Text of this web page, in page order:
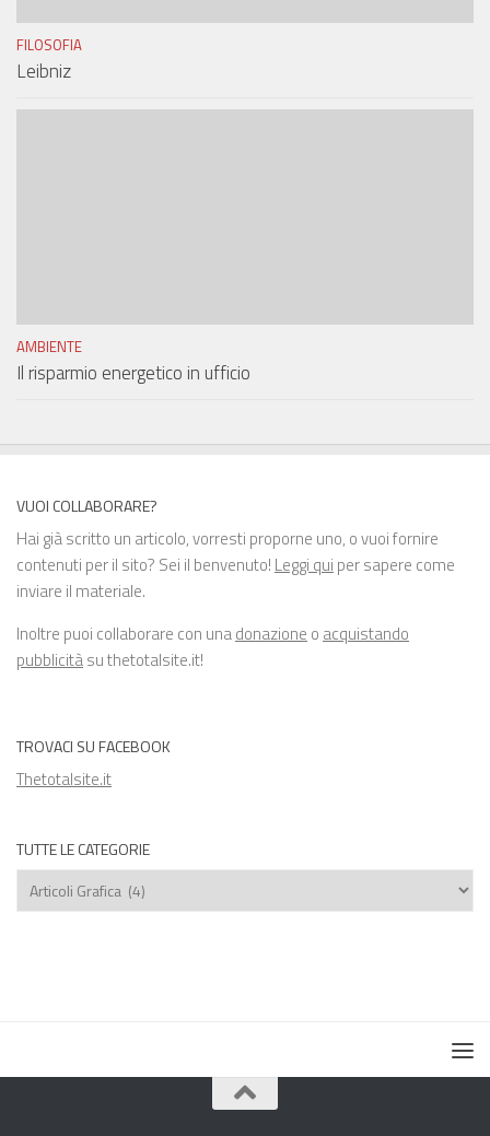
FILOSOFIA
Leibniz
AMBIENTE
Il risparmio energetico in ufficio
VUOI COLLABORARE?
Hai già scritto un articolo, vorresti proporne uno, o vuoi fornire
contenuti per il sito? Sei il benvenuto! Leggi qui per sapere come
inviare il materiale.
Inoltre puoi collaborare con unadonazione o acquistando
pubblicitàsu thetotalsite.it!
TROVACI SU FACEBOOK
Thetotalsite.it
TUTTE LE CATEGORIE
Tutte
le